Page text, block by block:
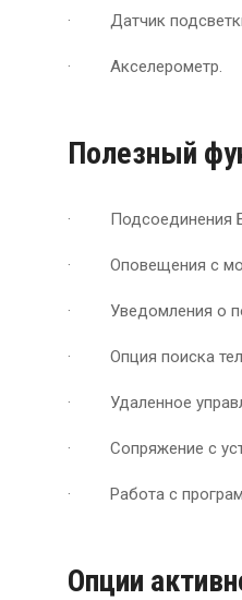
· Датчик
· Акселерометр.
Полезный
· Подсоединения
· Оповещения с
· Уведомления о
· Опция поиска
· Удаленное
· Сопряжение с
· Работа с
Опции